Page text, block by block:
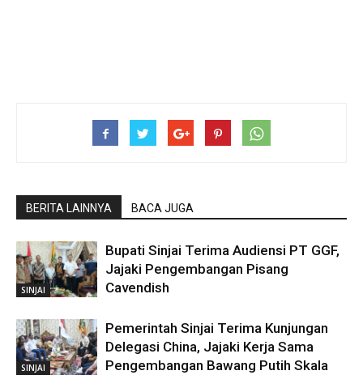
BERITA LAINNYA BACA JUGA
SINJAI
Bupati Sinjai Terima Audiensi PT GGF,
Jajaki Pengembangan Pisang
Cavendish
SINJAI
Pemerintah Sinjai Terima Kunjungan
Delegasi China, Jajaki Kerja Sama
Pengembangan Bawang Putih Skala